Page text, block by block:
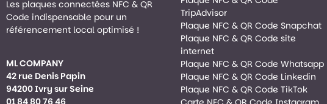
Les plaques connectées NFC & QR
Code indispensable pour un
référencement local optimisé !
ML COMPANY
42 rue Denis Papin
94200 Ivry sur Seine
TripAdvisor
Plaque NFC & QR Code Snapchat
Plaque NFC & QR Code site
internet
Plaque NFC & QR Code Whatsapp
Plaque NFC & QR Code Linkedin
Plaque NFC & QR Code TikTok